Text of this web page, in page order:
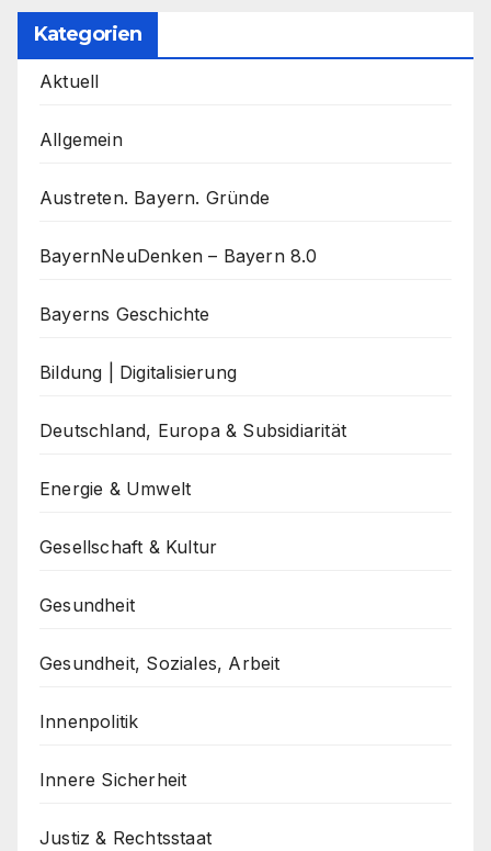
Kategorien
Aktuell
Allgemein
Austreten. Bayern. Gründe
BayernNeuDenken – Bayern 8.0
Bayerns Geschichte
Bildung | Digitalisierung
Deutschland, Europa & Subsidiarität
Energie & Umwelt
Gesellschaft & Kultur
Gesundheit
Gesundheit, Soziales, Arbeit
Innenpolitik
Innere Sicherheit
Justiz & Rechtsstaat